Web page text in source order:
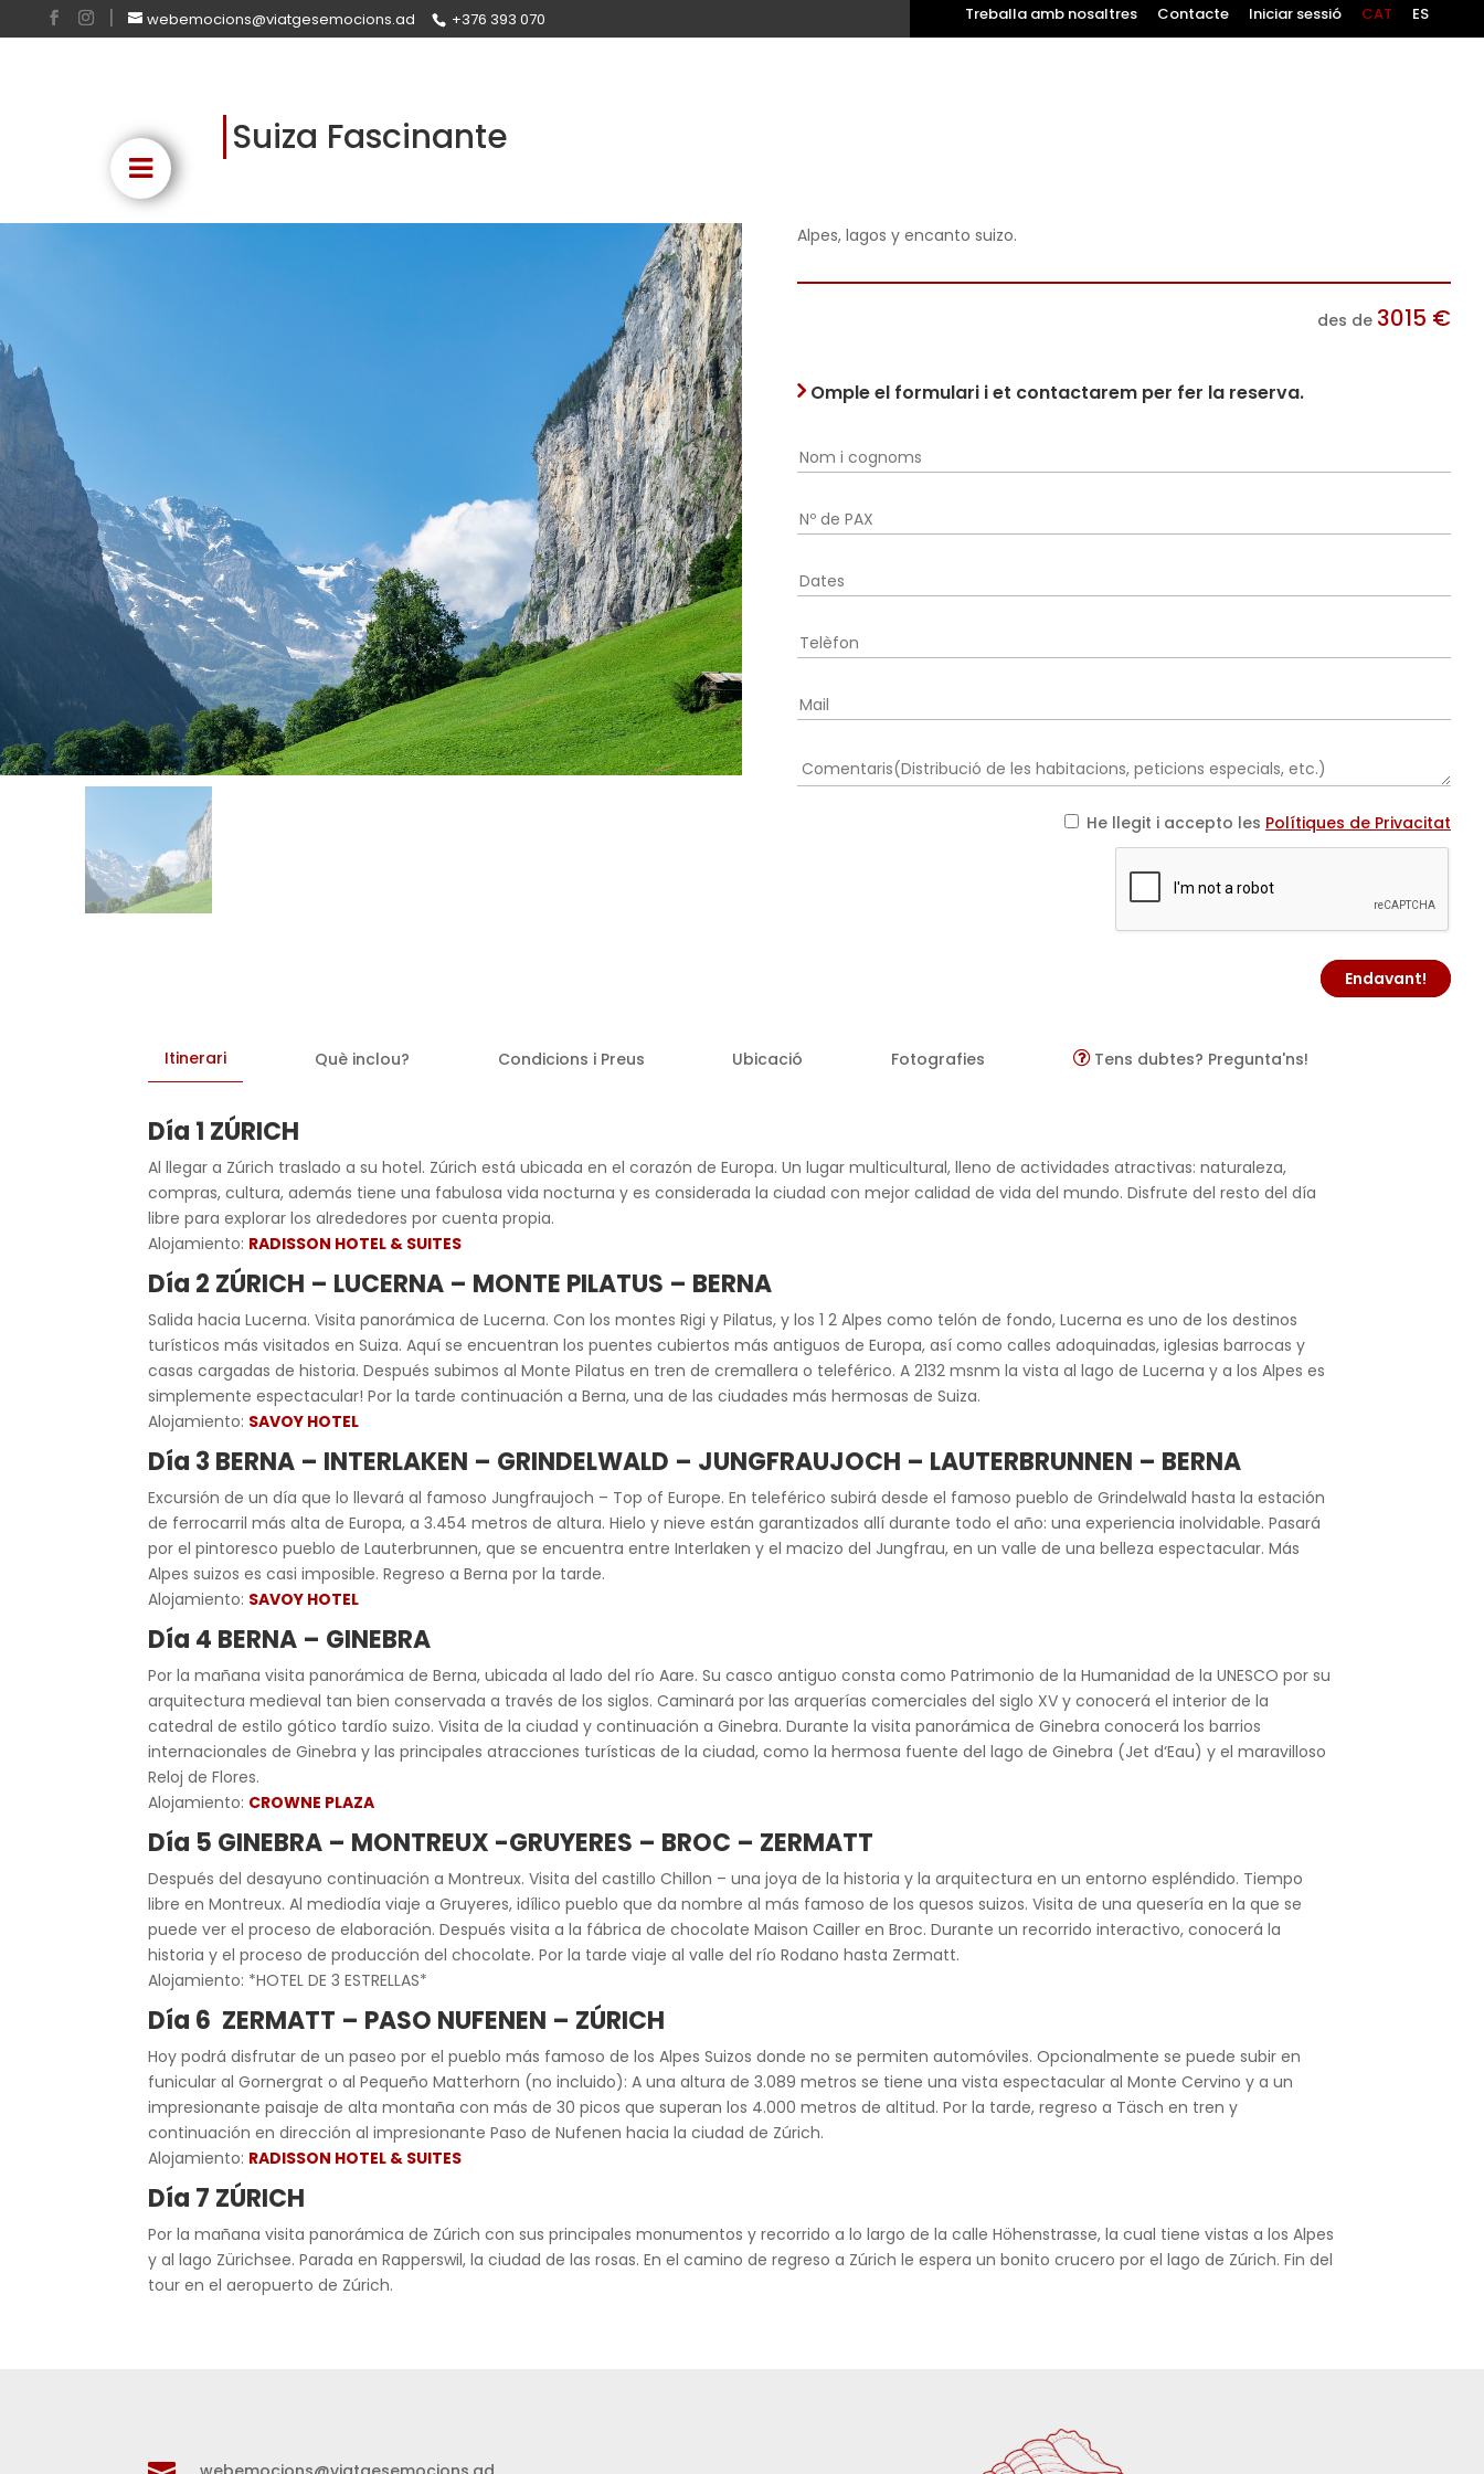
webemocions@viatgesemocions.ad +376 393 070 Treballa amb nosaltres Contacte Iniciar sessió CAT ES
Suiza Fascinante
Alpes, lagos y encanto suizo.
des de 3015 €
Omple el formulari i et contactarem per fer la reserva.
He llegit i accepto les Polítiques de Privacitat
Endavant!
Itinerari Què inclou? Condicions i Preus Ubicació Fotografies Tens dubtes? Pregunta'ns!
Día 1 ZÚRICH
Al llegar a Zúrich traslado a su hotel. Zúrich está ubicada en el corazón de Europa. Un lugar multicultural, lleno de actividades atractivas: naturaleza,
compras, cultura, además tiene una fabulosa vida nocturna y es considerada la ciudad con mejor calidad de vida del mundo. Disfrute del resto del día
libre para explorar los alrededores por cuenta propia.
Alojamiento: RADISSON HOTEL & SUITES
Día 2 ZÚRICH – LUCERNA – MONTE PILATUS – BERNA
Salida hacia Lucerna. Visita panorámica de Lucerna. Con los montes Rigi y Pilatus, y los 1 2 Alpes como telón de fondo, Lucerna es uno de los destinos
turísticos más visitados en Suiza. Aquí se encuentran los puentes cubiertos más antiguos de Europa, así como calles adoquinadas, iglesias barrocas y
casas cargadas de historia. Después subimos al Monte Pilatus en tren de cremallera o teleférico. A 2132 msnm la vista al lago de Lucerna y a los Alpes es
simplemente espectacular! Por la tarde continuación a Berna, una de las ciudades más hermosas de Suiza.
Alojamiento: SAVOY HOTEL
Día 3 BERNA – INTERLAKEN – GRINDELWALD – JUNGFRAUJOCH – LAUTERBRUNNEN – BERNA
Excursión de un día que lo llevará al famoso Jungfraujoch – Top of Europe. En teleférico subirá desde el famoso pueblo de Grindelwald hasta la estación
de ferrocarril más alta de Europa, a 3.454 metros de altura. Hielo y nieve están garantizados allí durante todo el año: una experiencia inolvidable. Pasará
por el pintoresco pueblo de Lauterbrunnen, que se encuentra entre Interlaken y el macizo del Jungfrau, en un valle de una belleza espectacular. Más
Alpes suizos es casi imposible. Regreso a Berna por la tarde.
Alojamiento: SAVOY HOTEL
Día 4 BERNA – GINEBRA
Por la mañana visita panorámica de Berna, ubicada al lado del río Aare. Su casco antiguo consta como Patrimonio de la Humanidad de la UNESCO por su
arquitectura medieval tan bien conservada a través de los siglos. Caminará por las arquerías comerciales del siglo XV y conocerá el interior de la
catedral de estilo gótico tardío suizo. Visita de la ciudad y continuación a Ginebra. Durante la visita panorámica de Ginebra conocerá los barrios
internacionales de Ginebra y las principales atracciones turísticas de la ciudad, como la hermosa fuente del lago de Ginebra (Jet d‘Eau) y el maravilloso
Reloj de Flores.
Alojamiento: CROWNE PLAZA
Día 5 GINEBRA – MONTREUX -GRUYERES – BROC – ZERMATT
Después del desayuno continuación a Montreux. Visita del castillo Chillon – una joya de la historia y la arquitectura en un entorno espléndido. Tiempo
libre en Montreux. Al mediodía viaje a Gruyeres, idílico pueblo que da nombre al más famoso de los quesos suizos. Visita de una quesería en la que se
puede ver el proceso de elaboración. Después visita a la fábrica de chocolate Maison Cailler en Broc. Durante un recorrido interactivo, conocerá la
historia y el proceso de producción del chocolate. Por la tarde viaje al valle del río Rodano hasta Zermatt.
Alojamiento: *HOTEL DE 3 ESTRELLAS*
Día 6 ZERMATT – PASO NUFENEN – ZÚRICH
Hoy podrá disfrutar de un paseo por el pueblo más famoso de los Alpes Suizos donde no se permiten automóviles. Opcionalmente se puede subir en
funicular al Gornergrat o al Pequeño Matterhorn (no incluido): A una altura de 3.089 metros se tiene una vista espectacular al Monte Cervino y a un
impresionante paisaje de alta montaña con más de 30 picos que superan los 4.000 metros de altitud. Por la tarde, regreso a Täsch en tren y
continuación en dirección al impresionante Paso de Nufenen hacia la ciudad de Zúrich.
Alojamiento: RADISSON HOTEL & SUITES
Día 7 ZÚRICH
Por la mañana visita panorámica de Zúrich con sus principales monumentos y recorrido a lo largo de la calle Höhenstrasse, la cual tiene vistas a los Alpes
y al lago Zürichsee. Parada en Rapperswil, la ciudad de las rosas. En el camino de regreso a Zúrich le espera un bonito crucero por el lago de Zúrich. Fin del
tour en el aeropuerto de Zúrich.